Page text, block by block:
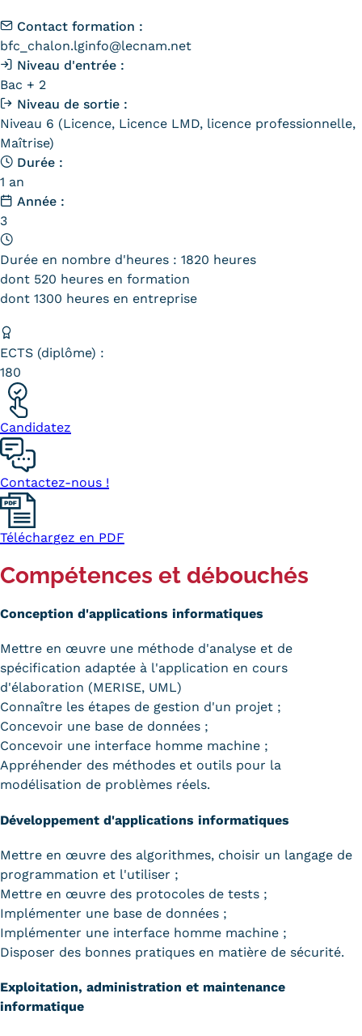
Infos entreprises
Accueillir un alternant ?
Liste des partenaires
Communication
Contact formation :
bfc_chalon.lginfo@lecnam.net
Niveau d'entrée :
Bac + 2
Niveau de sortie :
Niveau 6 (Licence, Licence LMD, licence professionnelle,
Maîtrise)
Durée :
1 an
Année :
3
Durée en nombre d'heures : 1820 heures
dont 520 heures en formation
dont 1300 heures en entreprise
ECTS (diplôme) :
180
Candidatez
Contactez-nous !
Téléchargez en PDF
Compétences et débouchés
Conception d'applications informatiques
Mettre en œuvre une méthode d'analyse et de
spécification adaptée à l'application en cours
d'élaboration (MERISE, UML)
Connaître les étapes de gestion d'un projet ;
Concevoir une base de données ;
Concevoir une interface homme machine ;
Appréhender des méthodes et outils pour la
modélisation de problèmes réels.
Développement d'applications informatiques
Mettre en œuvre des algorithmes, choisir un langage de
programmation et l'utiliser ;
Mettre en œuvre des protocoles de tests ;
Implémenter une base de données ;
Implémenter une interface homme machine ;
Disposer des bonnes pratiques en matière de sécurité.
Exploitation, administration et maintenance
informatique